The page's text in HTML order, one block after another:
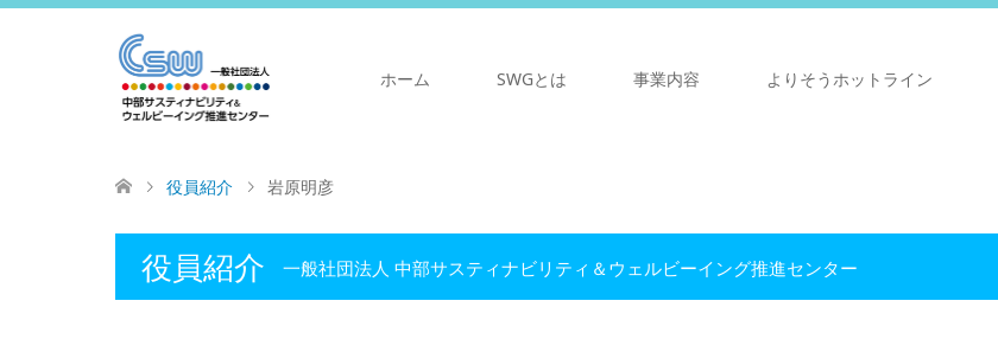
ホーム SWGとは 事業内容 よりそうホットライン
役員紹介 岩原明彦
役員紹介 一般社団法人 中部サスティナビリティ＆ウェルビーイング推進センター